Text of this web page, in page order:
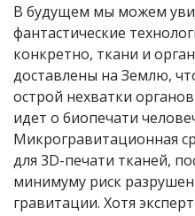
В будущем мы можем
фантастические
конкретно, ткани и
доставлены на Землю,
острой нехватки
идет о биопечати
Микрогравитационная
для 3D-печати тканей,
минимуму риск
гравитации. Хотя